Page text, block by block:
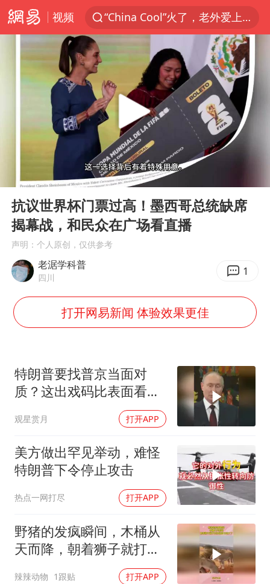
视频
“China Cool”火了，老外爱上中国避暑游
香港宏福苑火灾或由烟头引起
浙江台州《告全体市民书》
以媒：穆杰塔巴被紧急送医情况危急
多所高校取消艺考
张本智和：零封向鹏不意外
22岁女生独闯南太行失联12天
用AI造出新病毒意味着什么
上半年国内居民出游人次34.63亿
浙江最强风雨时段已锁定
梁文锋为什么投王兴兴
刘伟任延安市委常委、市纪委书记
多所幼师院校开设养老专业
习近平心系体育强国建设
Play
抗议世界杯门票过高！墨西哥总统缺席
揭幕战，和民众在广场看直播
声明：个人原创，仅供参考
老涺学科普
四川 1
打开网易新闻 体验效果更佳
特朗普要找普京当面对
质？这出戏码比表面看起
观星赏月 打开APP
美方做出罕见举动，难怪
特朗普下令停止攻击
热点一网打尽 打开APP
野猪的发疯瞬间，木桶从
天而降，朝着狮子就打去
辣辣动物 1跟贴 打开APP